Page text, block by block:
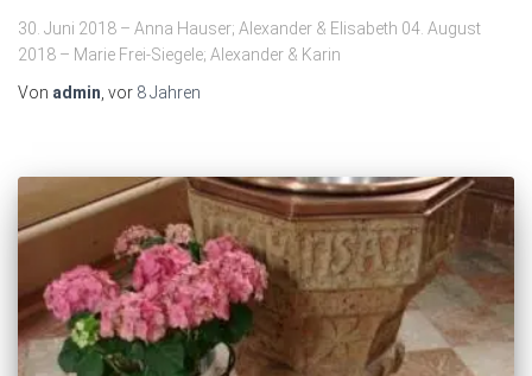
30. Juni 2018 – Anna Hauser; Alexander & Elisabeth 04. August
2018 – Marie Frei-Siegele; Alexander & Karin
Von admin , vor 8 Jahren